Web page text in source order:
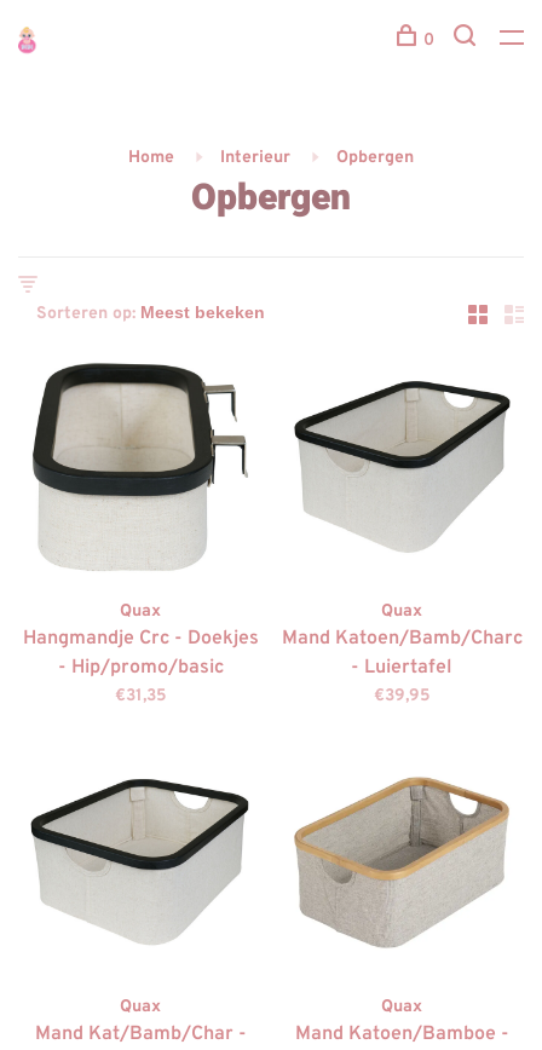
0
Home Interieur Opbergen
Opbergen
Sorteren op:
Quax
Hangmandje Crc - Doekjes
- Hip/promo/basic
€31,35
Quax
Mand Katoen/Bamb/Charc
- Luiertafel
€39,95
Quax
Mand Kat/Bamb/Char -
Quax
Mand Katoen/Bamboe -